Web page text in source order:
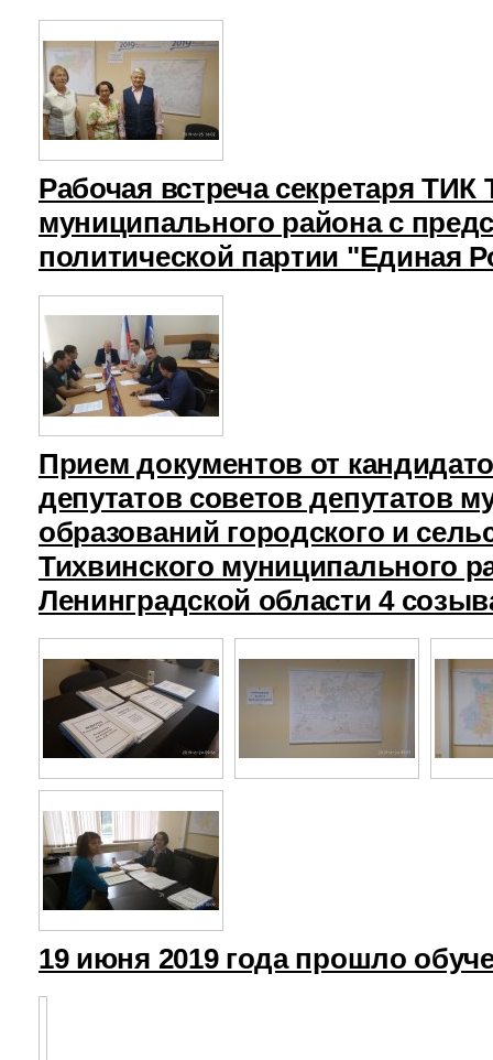
Рабочая встреча секретаря ТИК
муниципального района с
политической партии "Единая
Прием документов от
депутатов советов депутатов
образований городского и
Тихвинского муниципального
Ленинградской области 4
19 июня 2019 года прошло